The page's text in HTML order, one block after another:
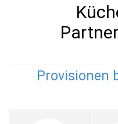
Provisionen